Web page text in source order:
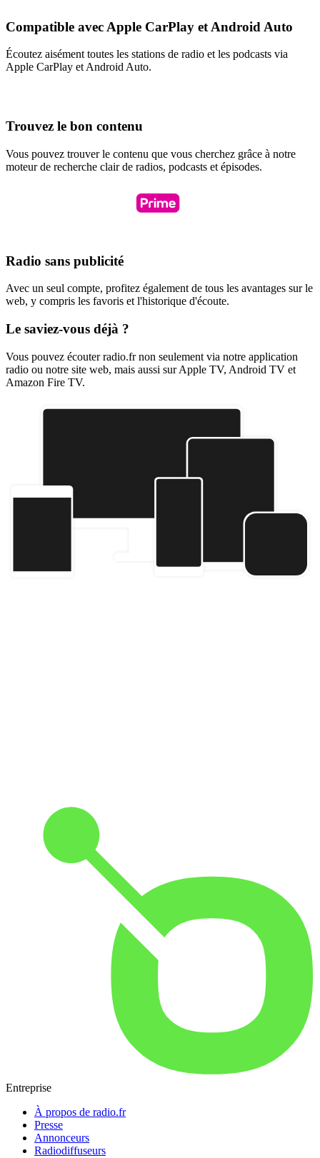
Compatible avec Apple CarPlay et Android Auto
Écoutez aisément toutes les stations de radio et les podcasts via
Apple CarPlay et Android Auto.
Trouvez le bon contenu
Vous pouvez trouver le contenu que vous cherchez grâce à notre
moteur de recherche clair de radios, podcasts et épisodes.
Radio sans publicité
Avec un seul compte, profitez également de tous les avantages sur le
web, y compris les favoris et l'historique d'écoute.
Le saviez-vous déjà ?
Vous pouvez écouter radio.fr non seulement via notre application
radio ou notre site web, mais aussi sur Apple TV, Android TV et
Amazon Fire TV.
Entreprise
À propos de radio.fr
Presse
Annonceurs
Radiodiffuseurs